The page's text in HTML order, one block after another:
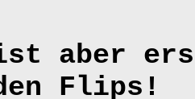
aber
Flips!